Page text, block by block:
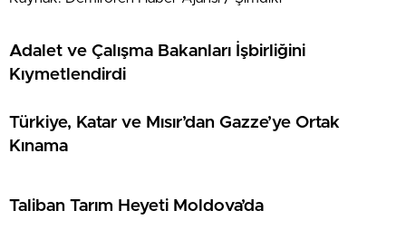
Adalet ve Çalışma Bakanları İşbirliğini
Kıymetlendirdi
Türkiye, Katar ve Mısır’dan Gazze’ye Ortak
Kınama
Taliban Tarım Heyeti Moldova’da